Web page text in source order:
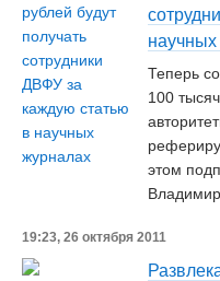
Теперь
100
этом
19:23, 26 октября 2011